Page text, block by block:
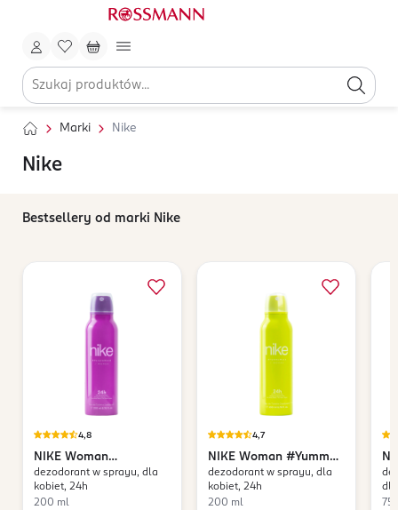
Marki Nike
Nike
Bestsellery od marki Nike
4,8
NIKE Woman
#PurpleMood
dezodorant w sprayu, dla
kobiet, 24h
200 ml
4,7
NIKE Woman #Yummy
Musk
dezodorant w sprayu, dla
kobiet, 24h
200 ml
75